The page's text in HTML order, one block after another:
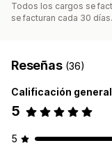
Todos los cargos se
se facturan cada 30 días.
Reseñas (36)
Calificación general
5
5